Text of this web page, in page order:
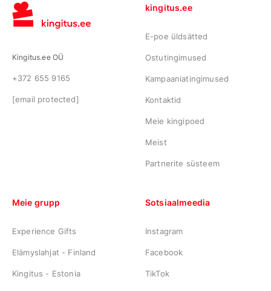
Kingitus.ee OÜ
+372 655 9165
[email protected]
kingitus.ee
E-poe üldsätted
Ostutingimused
Kampaaniatingimused
Kontaktid
Meie kingipoed
Meist
Partnerite süsteem
Meie grupp
Experience Gifts
Elämyslahjat - Finland
Kingitus - Estonia
Sotsiaalmeedia
Instagram
Facebook
TikTok